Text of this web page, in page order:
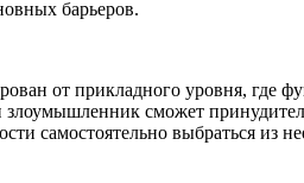
барьеров.
от прикладного уровня, где
сможет
самостоятельно выбраться из